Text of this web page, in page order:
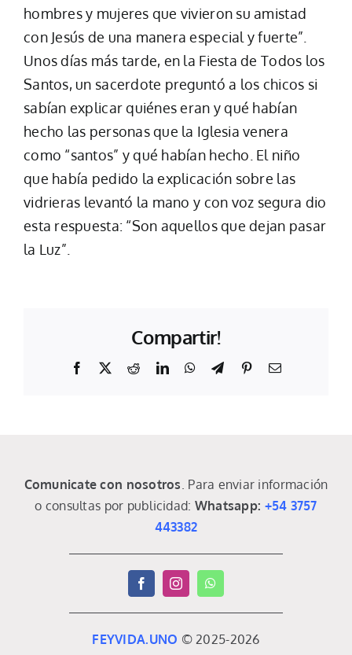
hombres y mujeres que vivieron su amistad
con Jesús de una manera especial y fuerte”.
Unos días más tarde, en la Fiesta de Todos los
Santos, un sacerdote preguntó a los chicos si
sabían explicar quiénes eran y qué habían
hecho las personas que la Iglesia venera
como “santos” y qué habían hecho. El niño
que había pedido la explicación sobre las
vidrieras levantó la mano y con voz segura dio
esta respuesta: “Son aquellos que dejan pasar
la Luz”.
Compartir!
Facebook RedditLinkedInWhatsApp
TelegramPinterestEmail
Comunicate con nosotros. Para enviar información
o consultas por publicidad: Whatsapp: +54 3757
443382
FEYVIDA.UNO © 2025-2026